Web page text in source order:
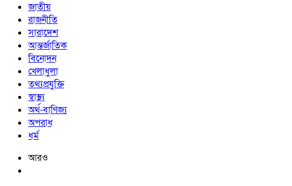
জাতীয়
রাজনীতি
সারাদেশ
আন্তর্জাতিক
বিনোদন
খেলাধুলা
তথ্যপ্রযুক্তি
স্বাস্থ্য
অর্থ-বাণিজ্য
অপরাধ
ধর্ম
আরও